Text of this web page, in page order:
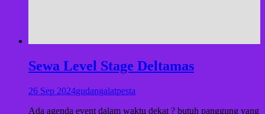
Sewa Level Stage Deltamas
26 Sep 2024gudangalatpesta
Ada agenda event dalam waktu dekat ? butuh panggung yang